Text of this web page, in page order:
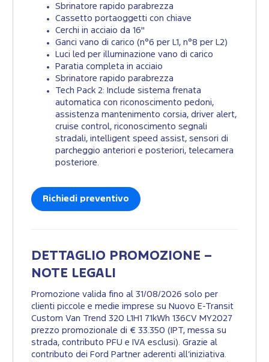
Sbrinatore rapido parabrezza
Cassetto portaoggetti con chiave
Cerchi in acciaio da 16"
Ganci vano di carico (n°6 per L1, n°8 per L2)
Luci led per illuminazione vano di carico
Paratia completa in acciaio
Sbrinatore rapido parabrezza
Tech Pack 2: Include sistema frenata
automatica con riconoscimento pedoni,
assistenza mantenimento corsia, driver alert,
cruise control, riconoscimento segnali
stradali, intelligent speed assist, sensori di
parcheggio anteriori e posteriori, telecamera
posteriore.
Richiedi preventivo
DETTAGLIO PROMOZIONE –
NOTE LEGALI
Promozione valida fino al 31/08/2026 solo per
clienti piccole e medie imprese su Nuovo E-Transit
Custom Van Trend 320 L1H1 71kWh 136CV MY2027
prezzo promozionale di € 33.350 (IPT, messa su
strada, contributo PFU e IVA esclusi). Grazie al
contributo dei Ford Partner aderenti all’iniziativa.